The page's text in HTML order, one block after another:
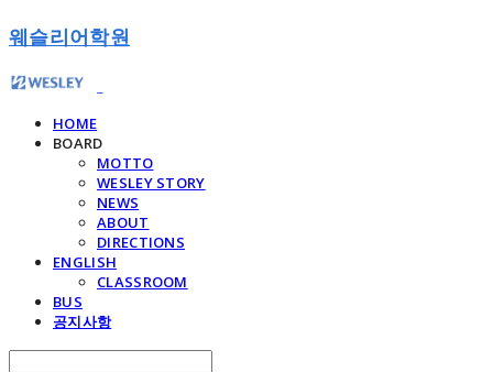
웨슬리어학원
HOME
BOARD
MOTTO
WESLEY STORY
NEWS
ABOUT
DIRECTIONS
ENGLISH
CLASSROOM
BUS
공지사항